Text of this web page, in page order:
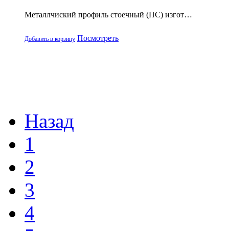
Металлчиский профиль стоечный (ПС) изгот…
Добавить в корзину Посмотреть
Назад
1
2
3
4